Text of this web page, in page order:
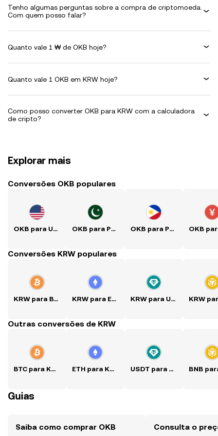
Tenho algumas perguntas sobre a compra de criptomoeda.
Com quem posso falar?
Quanto vale 1 ₩ de OKB hoje?
Quanto vale 1 OKB em KRW hoje?
Como posso converter OKB para KRW com a calculadora
de cripto?
Explorar mais
Conversões OKB populares
OKB para USD OKB para PKR OKB para PHP
Conversões KRW populares
KRW para BTC KRW para ETH KRW para USDT
Outras conversões de KRW
BTC para KRW ETH para KRW USDT para KRW
Guias
Saiba como comprar OKB Consulta o